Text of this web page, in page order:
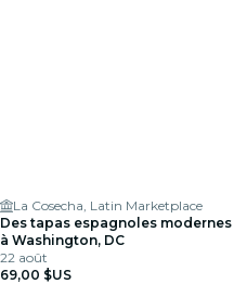
La Cosecha, Latin Marketplace
Des tapas espagnoles modernes
à Washington, DC
22 août
69,00 $US